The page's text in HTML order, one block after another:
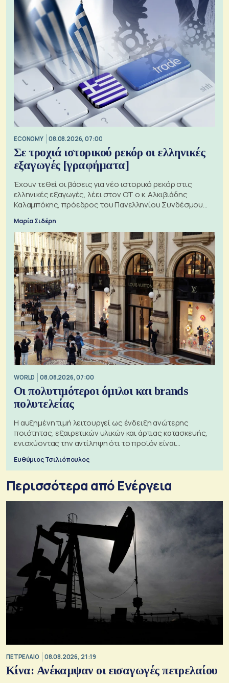
ECONOMY 08.08.2026, 07:00
Σε τροχιά ιστορικού ρεκόρ οι ελληνικές
εξαγωγές [γραφήματα]
Έχουν τεθεί οι βάσεις για νέο ιστορικό ρεκόρ στις
ελληνικές εξαγωγές, λέει στον ΟΤ ο κ. Αλκιβιάδης
Καλαμπόκης, πρόεδρος του Πανελληνίου Συνδέσμου
Μαρία Σιδέρη
WORLD 08.08.2026, 07:00
Οι πολυτιμότεροι όμιλοι και brands
πολυτελείας
Η αυξημένη τιμή λειτουργεί ως ένδειξη ανώτερης
ποιότητας, εξαιρετικών υλικών και άρτιας κατασκευής,
ενισχύοντας την αντίληψη ότι το προϊόν είναι
Ευθύμιος Τσιλιόπουλος
Περισσότερα από Ενέργεια
ΠΕΤΡΕΛΑΙΟ 08.08.2026, 21:19
Κίνα: Ανέκαμψαν οι εισαγωγές πετρελαίου